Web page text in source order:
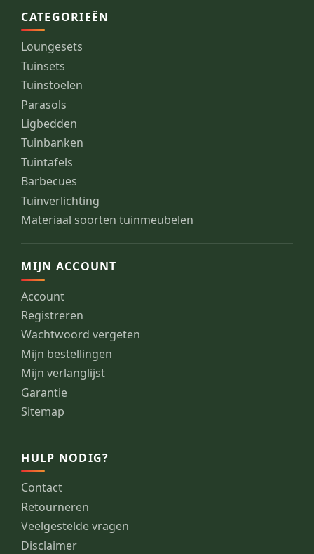
CATEGORIEËN
Loungesets
Tuinsets
Tuinstoelen
Parasols
Ligbedden
Tuinbanken
Tuintafels
Barbecues
Tuinverlichting
Materiaal soorten tuinmeubelen
MIJN ACCOUNT
Account
Registreren
Wachtwoord vergeten
Mijn bestellingen
Mijn verlanglijst
Garantie
Sitemap
HULP NODIG?
Contact
Retourneren
Veelgestelde vragen
Disclaimer